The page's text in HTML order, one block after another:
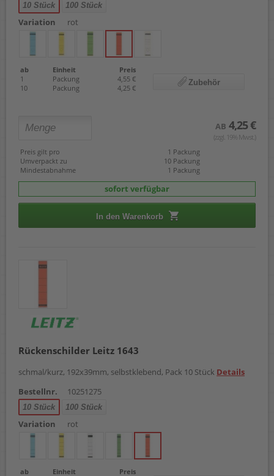
10 Stück 100 Stück
Variation rot
ab Einheit
Preis
1
Packung
4,55 €
10
Packung 4,25 €
Zubehör
AB 4,25 €
(zzgl. 19% Mwst.)
Preis gilt pro
1 Packung
Umverpackt zu
10 Packung
Mindestabnahme
1 Packung
sofort verfügbar
In den Warenkorb
Rückenschilder Leitz 1643
schmal/kurz, 192x39mm, selbstklebend, Pack 10 Stück Details
Bestellnr.
10251275
10 Stück 100 Stück
Variation rot
ab Einheit Preis